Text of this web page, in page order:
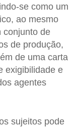
se como um
ao mesmo
conjunto de
de produção,
de uma carta
exigibilidade e
agentes
sujeitos pode